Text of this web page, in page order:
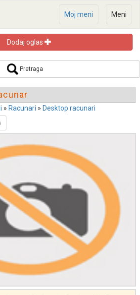
Meni
Moj meni
Dodaj oglas
Pretraga
» Racunari » Desktop racunari